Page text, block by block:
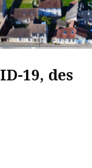
19, des